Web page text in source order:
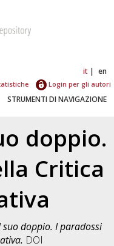
it en
Login per gli autori
STRUMENTI DI NAVIGAZIONE
doppio.
Critica
suo doppio. I paradossi
DOI